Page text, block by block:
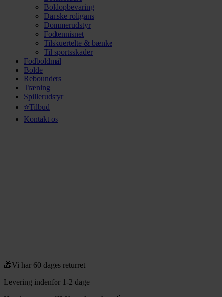
Boldopbevaring
Danske roligans
Dommerudstyr
Fodtennisnet
Tilskuertelte & bænke
Til sportsskader
Fodboldmål
Bolde
Rebounders
Træning
Spillerudstyr
⭐Tilbud
Kontakt os
🎁Vi har 60 dages returret
Levering indenfor 1-2 dage